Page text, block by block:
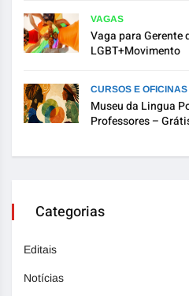
VAGAS
Vaga para Gerente
LGBT+Movimento
CURSOS E OFICINAS
Museu da Lingua
Professores –
Categorias
Editais
Notícias